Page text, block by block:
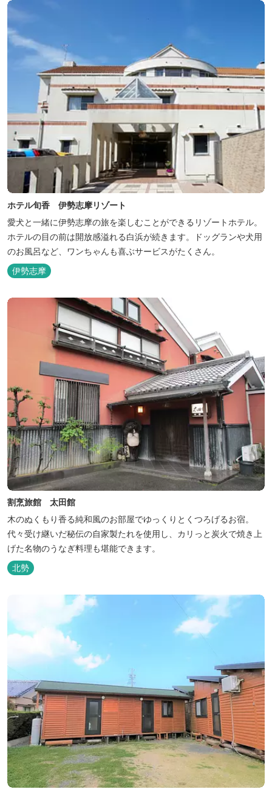
ホテル旬香 伊勢志摩リゾート
愛犬と一緒に伊勢志摩の旅を楽しむことができるリゾートホテル。
ホテルの目の前は開放感溢れる白浜が続きます。ドッグランや犬用
のお風呂など、ワンちゃんも喜ぶサービスがたくさん。
伊勢志摩
割烹旅館 太田館
木のぬくもり香る純和風のお部屋でゆっくりとくつろげるお宿。
代々受け継いだ秘伝の自家製たれを使用し、カリっと炭火で焼き上
げた名物のうなぎ料理も堪能できます。
北勢